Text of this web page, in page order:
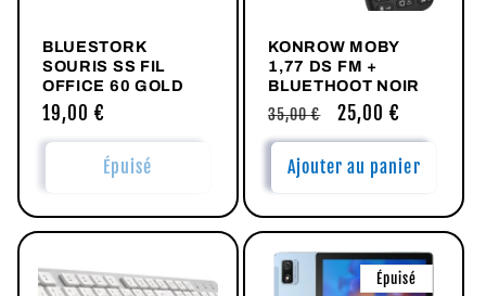
BLUESTORK
SOURIS SS FIL
OFFICE 60 GOLD
Prix
habituel
19,00 €
Épuisé
KONROW MOBY
1,77 DS FM +
BLUETHOOT NOIR
Prix
habituel
35,00 €
Prix
promotionnel
25,00 €
Ajouter au panier
Épuisé